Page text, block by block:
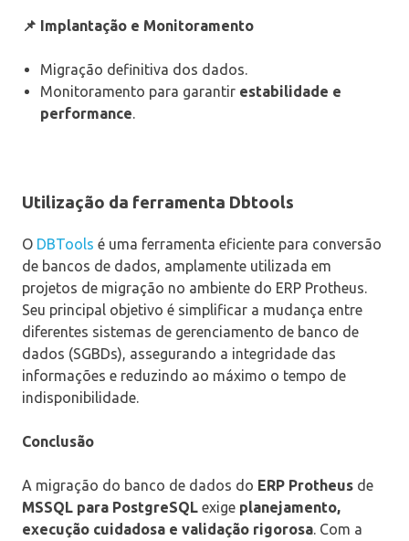
📌 Implantação e Monitoramento
Migração definitiva dos dados.
Monitoramento para garantir estabilidade e
performance.
Utilização da ferramenta Dbtools
O DBTools é uma ferramenta eficiente para conversão
de bancos de dados, amplamente utilizada em
projetos de migração no ambiente do ERP Protheus.
Seu principal objetivo é simplificar a mudança entre
diferentes sistemas de gerenciamento de banco de
dados (SGBDs), assegurando a integridade das
informações e reduzindo ao máximo o tempo de
indisponibilidade.
Conclusão
A migração do banco de dados do ERP Protheus de
MSSQL para PostgreSQL exige planejamento,
execução cuidadosa e validação rigorosa. Com a